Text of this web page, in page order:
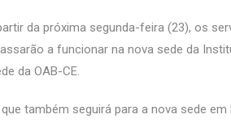
da próxima segunda-feira (23), os
a funcionar na nova sede da
da OAB-CE.
também seguirá para a nova sede